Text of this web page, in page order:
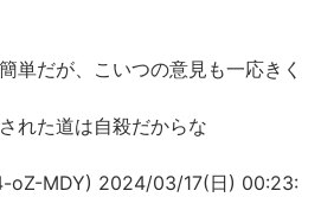
単だが、こいつの意見も一応きく
れた道は自殺だからな
oZ-MDY) 2024/03/17(日) 00:23: